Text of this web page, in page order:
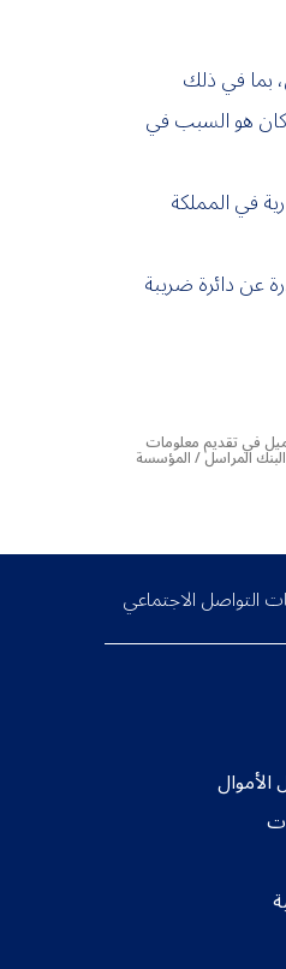
بما في ذلك
كان هو السبب في
في المملكة
للقوانين والتعليمات الصادرة عن دائرة ضريبة
في تقديم معلومات
المراسل / المؤسسة
التواصل الاجتماعي